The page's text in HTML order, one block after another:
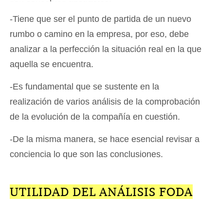
-Tiene que ser el punto de partida de un nuevo
rumbo o camino en la empresa, por eso, debe
analizar a la perfección la situación real en la que
aquella se encuentra.
-Es fundamental que se sustente en la
realización de varios análisis de la comprobación
de la evolución de la compañía en cuestión.
-De la misma manera, se hace esencial revisar a
conciencia lo que son las conclusiones.
UTILIDAD DEL ANÁLISIS FODA